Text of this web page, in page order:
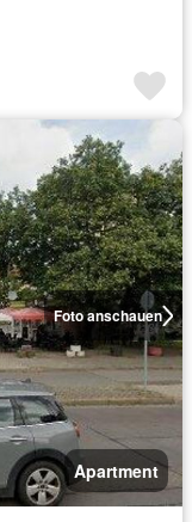
Foto anschauen
Apartment